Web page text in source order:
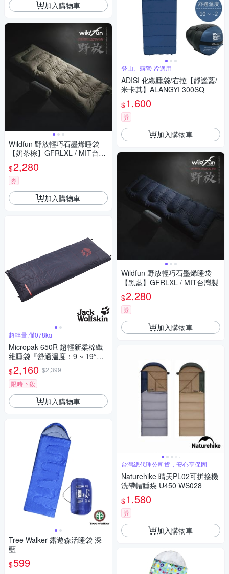
加入購物車
Wildfun 野放輕巧石墨烯睡袋
【奶茶棕】GFRLXL / MIT台灣
製
$2,280
券
加入購物車
超輕量,僅078kg
Micropak 650R 超輕新柔棉纖
維睡袋『舒適溫度：9 ~ 19°
C』
$2,160 $2,399
限時下殺
加入購物車
Tree Walker 露遊森活睡袋 深
藍
$599
登山、露營 皆適用
ADISI 化纖睡袋/右拉【靜謐藍/
米卡其】ALANGYI 300SQ
$1,600
券
加入購物車
Wildfun 野放輕巧石墨烯睡袋
【黑藍】GFRLXL / MIT台灣製
$2,280
券
加入購物車
台灣總代理公司貨，安心享保固
Naturehike 晴天PL02可拼接機
洗帶帽睡袋 U450 WS028
$1,580
券
加入購物車